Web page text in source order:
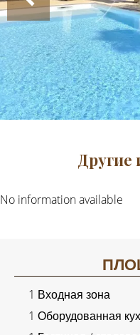
Другие
No information available
1 Входная зона
1 Оборудованная